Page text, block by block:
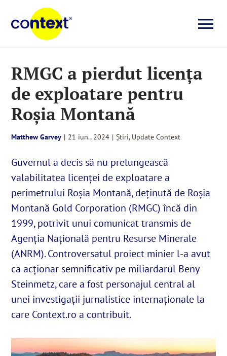
content
Știri
Explicative
Seriale
Video
Despre noi
English
SUSȚINE
Cautare...
RMGC a pierdut licența
de exploatare pentru
Roșia Montană
Matthew Garvey | 21 iun., 2024 | Știri, Update Context
Guvernul a decis să nu prelungească
valabilitatea licenței de exploatare a
perimetrului Roșia Montană, deținută de Roșia
Montană Gold Corporation (RMGC) încă din
1999, potrivit unui comunicat transmis de
Agenția Națională pentru Resurse Minerale
(ANRM). Controversatul proiect minier l-a avut
ca acționar semnificativ pe miliardarul Beny
Steinmetz, care a fost personajul central al
unei investigații jurnalistice internaționale la
care Context.ro a contribuit.